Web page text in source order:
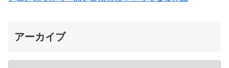
アーカイブ